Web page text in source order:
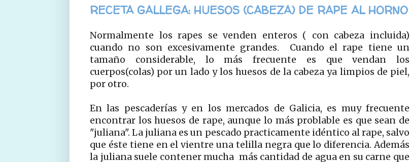
RECETA GALLEGA: HUESOS (CABEZA) DE RAPE AL HORNO
Normalmente los rapes se venden enteros ( con cabeza incluida)
cuando no son excesivamente grandes. Cuando el rape tiene un
tamaño considerable, lo más frecuente es que vendan los
cuerpos(colas) por un lado y los huesos de la cabeza ya limpios de piel,
por otro.
En las pescaderías y en los mercados de Galicia, es muy frecuente
encontrar los huesos de rape, aunque lo más problable es que sean de
"juliana". La juliana es un pescado practicamente idéntico al rape, salvo
que éste tiene en el vientre una telilla negra que lo diferencia. Además
la juliana suele contener mucha más cantidad de agua en su carne que